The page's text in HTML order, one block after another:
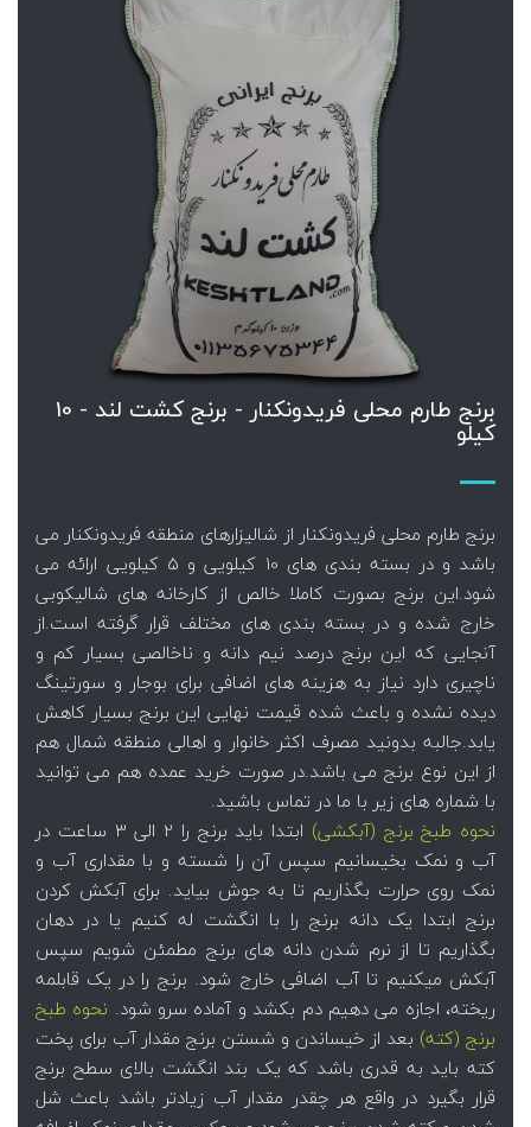
برنج طارم محلی فریدونکنار - برنج کشت لند - 10
کیلو
برنج طارم محلی فریدونکنار از شالیزارهای منطقه فریدونکنار می
باشد و در بسته بندی های 10 کیلویی و 5 کیلویی ارائه می
شود.این برنج بصورت کاملا خالص از کارخانه های شالیکوبی
خارج شده و در بسته بندی های مختلف قرار گرفته است.از
آنجایی که این برنج درصد نیم دانه و ناخالصی بسیار کم و
ناچیری دارد نیاز به هزینه های اضافی برای بوجار و سورتینگ
دیده نشده و باعث شده قیمت نهایی این برنج بسیار کاهش
یابد.جالبه بدونید مصرف اکثر خانوار و اهالی منطقه شمال هم
از این نوع برنج می باشد.در صورت خرید عمده هم می توانید
با شماره های زیر با ما در تماس باشید.
نحوه طبخ برنج (آبکشی)
ابتدا باید برنج را 2 الی 3 ساعت در
آب و نمک بخیسانیم سپس آن را شسته و با مقداری آب و
نمک روی حرارت بگذاریم تا به جوش بیاید. برای آبکش کردن
برنج ابتدا یک دانه برنج را با انگشت له کنیم یا در دهان
بگذاریم تا از نرم شدن دانه های برنج مطمئن شویم سپس
آبکش میکنیم تا آب اضافی خارج شود. برنج را در یک قابلمه
ریخته، اجازه می دهیم دم بکشد و آماده سرو شود. نحوه طبخ
برنج (کته) بعد از خیساندن و شستن برنج مقدار آب برای پخت
کته باید به قدری باشد که یک بند انگشت بالای سطح برنج
قرار بگیرد در واقع هر چقدر مقدار آب زیادتر باشد باعث شل